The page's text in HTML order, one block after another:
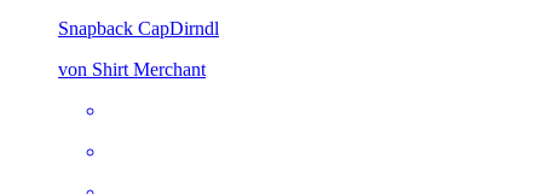
Snapback CapDirndl
von Shirt Merchant